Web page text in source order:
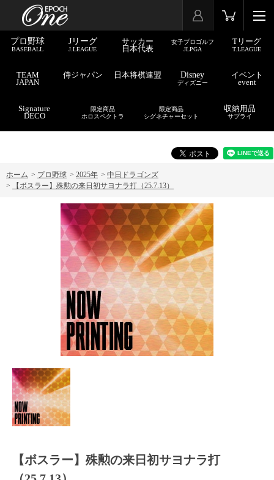
プロ野球
BASEBALL
Jリーグ
J.LEAGUE
サッカー
日本代表
女子プロゴルフ
JLPGA
Tリーグ
T.LEAGUE
TEAM
JAPAN
侍ジャパン 日本将棋連盟 Disney
ディズニー
イベント
event
Signature
DECO
限定商品
ホロスペクトラ
限定商品
シグネチャーセット
収納用品
サプライ
ホーム > プロ野球 > 2025年 > 中日ドラゴンズ
>
【ボスラー】殊勲の来日初サヨナラ打（25.7.13）
【ボスラー】殊勲の来日初サヨナラ打